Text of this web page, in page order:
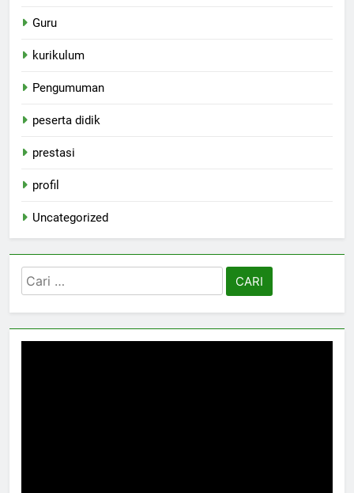
Guru
kurikulum
Pengumuman
peserta didik
prestasi
profil
Uncategorized
Cari
untuk: